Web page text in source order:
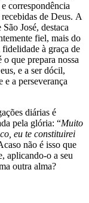
correspondência
de Deus. A
José, destaca
fiel, mais do
à graça de
que prepara nossa
e a ser dócil,
e a perseverança
diárias é
pela glória: “Muito
eu te constituirei
não é isso que
aplicando-o a seu
outra alma?